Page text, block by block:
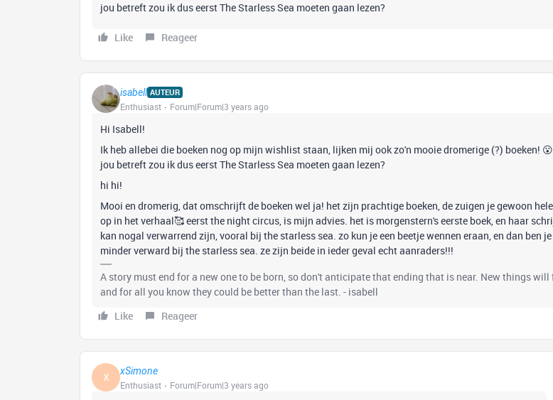
jou betreft zou ik dus eerst The Starless Sea moeten gaan lezen?
Like Reageer
isabell AUTEUR
Enthusiast Forum|Forum|3 years ago
Hi Isabell!
Ik heb allebei die boeken nog op mijn wishlist staan, lijken mij ook zo'n mooie dromerige (?) boeken!
jou betreft zou ik dus eerst The Starless Sea moeten gaan lezen?
hi hi!
Mooi en dromerig, dat omschrijft de boeken wel ja! het zijn prachtige boeken, de zuigen je gewoon
op in het verhaal🥰 eerst the night circus, is mijn advies. het is morgenstern's eerste boek, en haar
kan nogal verwarrend zijn, vooral bij the starless sea. zo kun je een beetje wennen eraan, en dan ben
minder verward bij the starless sea. ze zijn beide in ieder geval echt aanraders!!!
A story must end for a new one to be born, so don't anticipate that ending that is near. New things will
and for all you know they could be better than the last. - isabell
Like
Reageer
X
xSimone
Enthusiast
Forum|Forum|3 years ago